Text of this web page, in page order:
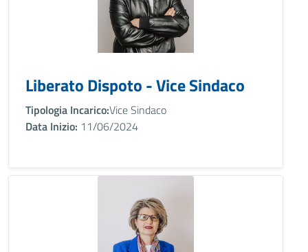
Liberato Dispoto - Vice Sindaco
Tipologia Incarico:Vice Sindaco
Data Inizio: 11/06/2024